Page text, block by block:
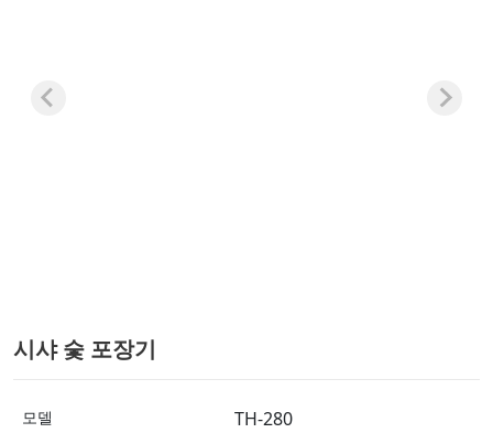
시샤 숯 포장기
모델 TH-280